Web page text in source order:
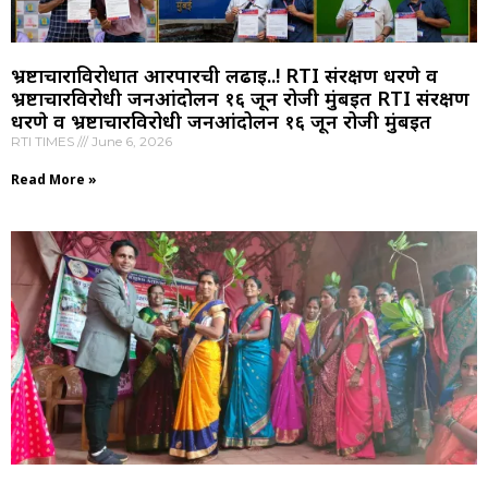
भ्रष्टाचाराविरोधात आरपारची लढाई..! RTI संरक्षण धरणे व
भ्रष्टाचारविरोधी जनआंदोलन १६ जून रोजी मुंबईत RTI संरक्षण
धरणे व भ्रष्टाचारविरोधी जनआंदोलन १६ जून रोजी मुंबईत
RTI TIMES June 6, 2026
Read More »